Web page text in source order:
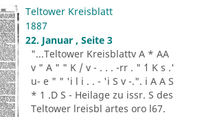
Teltower Kreisblatt
1887
22. Januar , Seite 3
"...Teltower Kreisblattv A * AA
v " A " " K / v - . . . -rr . " ´1 K s .'
u- e " " 'i l i . . - 'i S v -.". i A A S
* 1 .D S - Heilage zu issr. S des
Teltower lreisbl artes oro l67.